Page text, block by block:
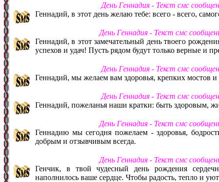
День Геннадия - Текст смс
Геннадий, в этот день желаю тебе: всего - всего,
День Геннадия - Текст смс
Геннадий, в этот замечательный день твоего
успехов и удач! Пусть рядом будут только верные и
День Геннадия - Текст смс
Геннадий, мы желаем вам здоровья, крепких мостов
День Геннадия - Текст смс
Геннадий, пожеланья наши кратки: быть здоровым,
День Геннадия - Текст смс
Геннадию мы сегодня пожелаем - здоровья,
добрым и отзывчивым всегда.
День Геннадия - Текст смс
Генчик, в твой чудесный день рождения
наполнилось ваше сердце. Чтобы радость, тепло и